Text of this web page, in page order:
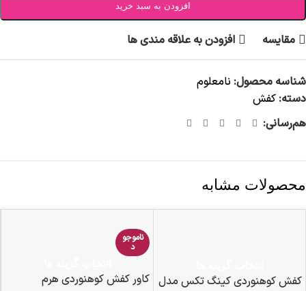
افزودن به سبد خرید
مقایسه افزودن به علاقه مندی ها
شناسه محصول: نامعلوم
دسته: کفش
هم‌رسانی:
محصولات مشابه
کفش کوهنوردی کینگ تکس مدل
ناموجو
د
کاور کفش کوهنوردی هرم